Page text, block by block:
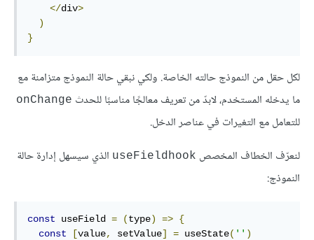
</div>
)
}
لكل حقل من النموذج حالته الخاصة. ولكي نبقي حالة النموذج متزامنة مع
ما يدخله المستخدم، لابدّ من تعريف معالجًا مناسبًا للحدث onChange
للتعامل مع التغيرات في عناصر الدخل.
لنعرّف الخطاف المخصص useFieldhook الذي سيسهل إدارة حالة
النموذج:
const useField = (type) => {
const
[value, setValue] = useState( '' )